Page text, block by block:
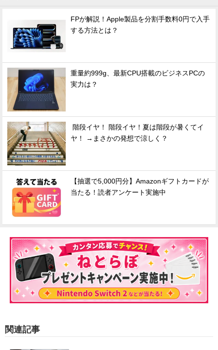
FPが解説！Apple製品を分割手数料0円で入手
する方法とは？
重量約999g、最新CPU搭載のビジネスPCの
実力は？
階段イヤ！ 階段イヤ！夏は階段が暑くてイ
ヤ！ →まさかの発想で涼しく？
【抽選で5,000円分】Amazonギフトカードが
当たる！読者アンケート実施中
関連記事